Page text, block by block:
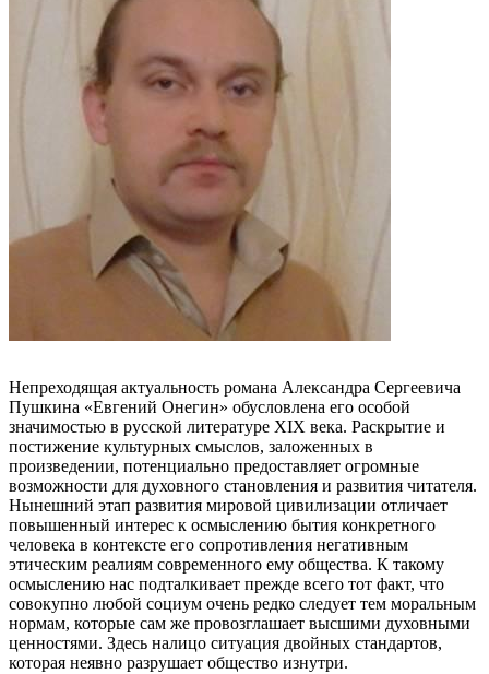
Непреходящая актуальность романа Александра Сергеевича
Пушкина «Евгений Онегин» обусловлена его особой
значимостью в русской литературе XIX века. Раскрытие и
постижение культурных смыслов, заложенных в
произведении, потенциально предоставляет огромные
возможности для духовного становления и развития читателя.
Нынешний этап развития мировой цивилизации отличает
повышенный интерес к осмыслению бытия конкретного
человека в контексте его сопротивления негативным
этическим реалиям современного ему общества. К такому
осмыслению нас подталкивает прежде всего тот факт, что
совокупно любой социум очень редко следует тем моральным
нормам, которые сам же провозглашает высшими духовными
ценностями. Здесь налицо ситуация двойных стандартов,
которая неявно разрушает общество изнутри.